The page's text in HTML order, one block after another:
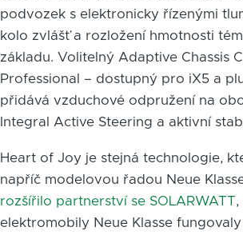
podvozek s elektronicky řízenými
kolo zvlášť a rozložení hmotnosti
základu. Volitelný Adaptive Chassis
Professional – dostupný pro iX5 a
přidává vzduchové odpružení na
Integral Active Steering a aktivní
Heart of Joy je stejná technologie,
napříč modelovou řadou Neue
rozšířilo partnerství se SOLARWATT,
elektromobily Neue Klasse